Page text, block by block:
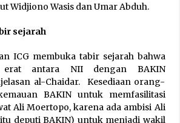
Widjiono Wasis dan Umar Abduh.
sejarah
ICG membuka tabir sejarah bahwa
erat antara NII dengan BAKIN
al-Chaidar. Kesediaan orang-
BAKIN untuk memfasilitasi
Ali Moertopo, karena ada ambisi Ali
deputi BAKIN) untuk menjadi wakil